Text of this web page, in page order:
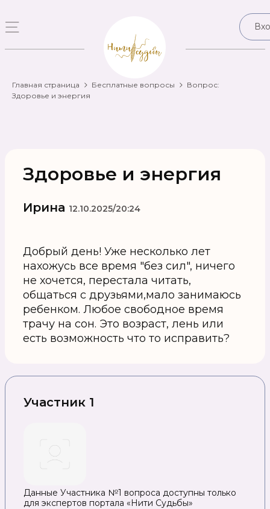
Главная страница Бесплатные вопросы
Вопрос:
Здоровье и энергия
Здоровье и энергия
Ирина 12.10.2025/20:24
Добрый день! Уже несколько лет
нахожусь все время "без сил", ничего
не хочется, перестала читать,
общаться с друзьями,мало занимаюсь
ребенком. Любое свободное время
трачу на сон. Это возраст, лень или
есть возможность что то исправить?
Участник 1
Данные Участника №1 вопроса доступны только
для экспертов портала «Нити Судьбы»